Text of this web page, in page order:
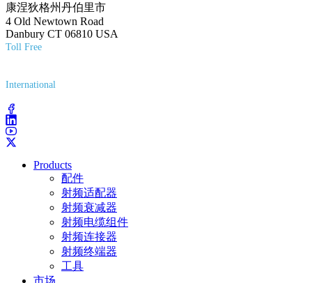
康涅狄格州丹伯里市
4 Old Newtown Road
Danbury CT 06810 USA
Toll Free
International
Products
配件
射频适配器
射频衰减器
射频电缆组件
射频连接器
射频终端器
工具